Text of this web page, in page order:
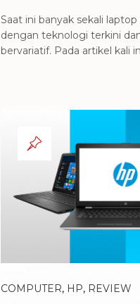
Saat ini banyak sekali
dengan teknologi terkini
bervariatif. Pada artikel kali
COMPUTER, HP, REVIEW